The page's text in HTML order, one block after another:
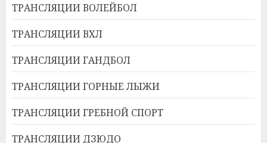
ТРАНСЛЯЦИИ ВОЛЕЙБОЛ
ТРАНСЛЯЦИИ ВХЛ
ТРАНСЛЯЦИИ ГАНДБОЛ
ТРАНСЛЯЦИИ ГОРНЫЕ ЛЫЖИ
ТРАНСЛЯЦИИ ГРЕБНОЙ СПОРТ
ТРАНСЛЯЦИИ ДЗЮДО